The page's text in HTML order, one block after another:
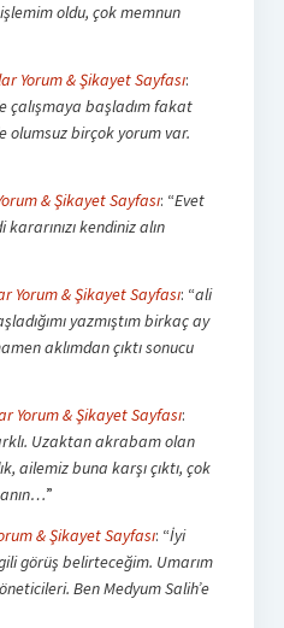
oldu, çok memnun
Yorum & Şikayet Sayfası:
çalışmaya başladım fakat
olumsuz birçok yorum var.
& Şikayet Sayfası: “Evet
kararınızı kendiniz alın
Yorum & Şikayet Sayfası: “ali
yazmıştım birkaç ay
aklımdan çıktı sonucu
Yorum & Şikayet Sayfası:
Uzaktan akrabam olan
ailemiz buna karşı çıktı, çok
”
& Şikayet Sayfası: “İyi
görüş belirteceğim. Umarım
Ben Medyum Salih’e